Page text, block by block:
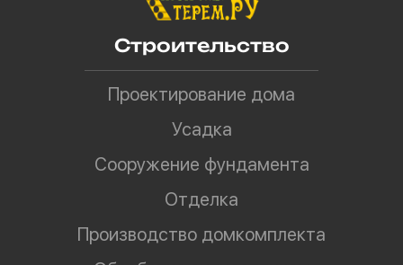
Строительство
Проектирование дома
Усадка
Сооружение фундамента
Отделка
Производство домкомплекта